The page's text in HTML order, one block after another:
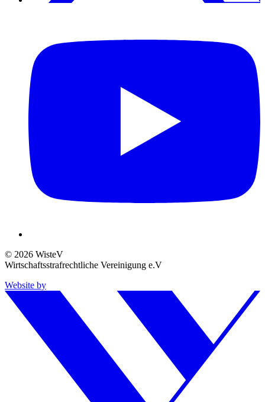
© 2026 WisteV
Wirtschaftsstrafrechtliche Vereinigung e.V
Website by